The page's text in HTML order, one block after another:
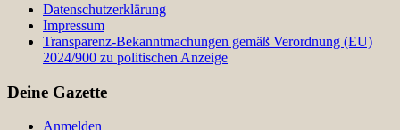
Datenschutzerklärung
Impressum
Transparenz-Bekanntmachungen gemäß Verordnung (EU)
2024/900 zu politischen Anzeige
Deine Gazette
Anmelden